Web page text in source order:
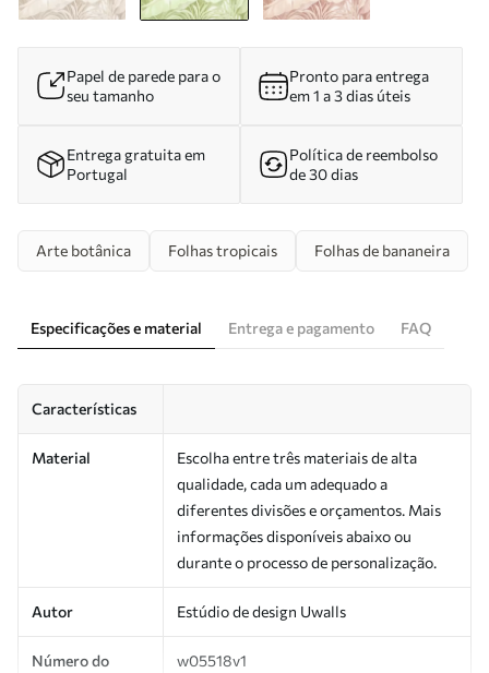
Papel de parede para o
seu tamanho
Pronto para entrega
em 1 a 3 dias úteis
Entrega gratuita em
Portugal
Política de reembolso
de 30 dias
Arte botânica Folhas tropicais Folhas de bananeira
Especificações e material Entrega e pagamento FAQ
Características
Material
Escolha entre três materiais de alta
qualidade, cada um adequado a
diferentes divisões e orçamentos. Mais
informações disponíveis abaixo ou
durante o processo de personalização.
Autor Estúdio de design Uwalls
Número do
w05518v1